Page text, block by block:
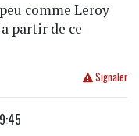
comme Leroy
partir de ce
Signaler